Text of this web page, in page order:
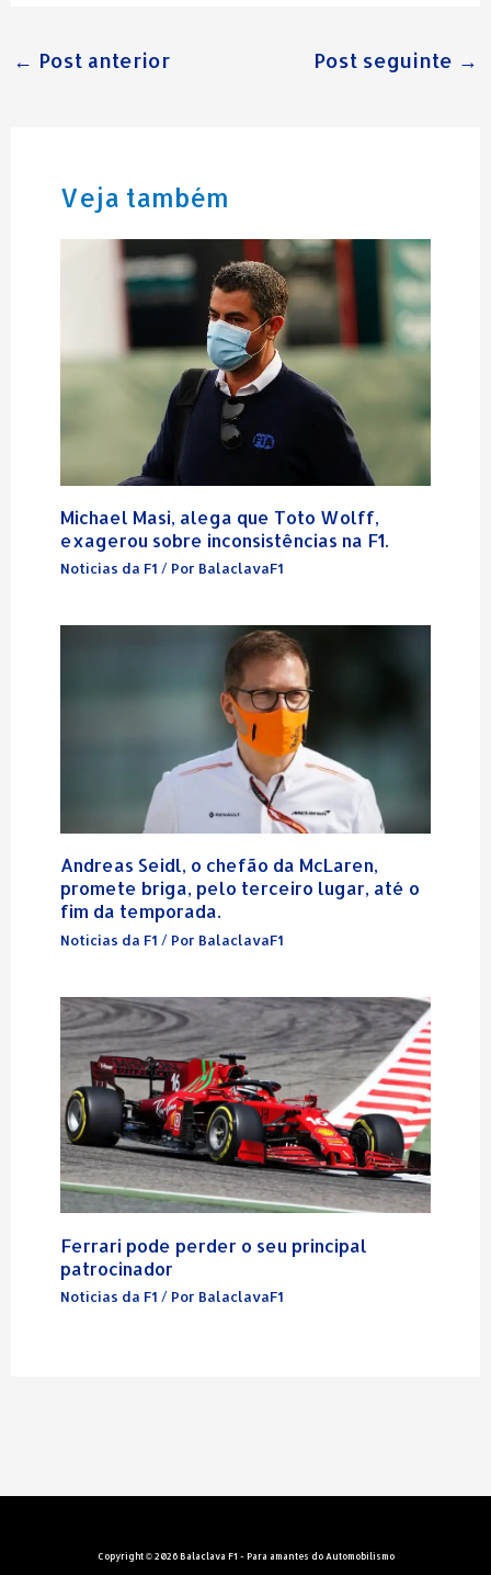
← Post anterior Post seguinte →
Veja também
Michael Masi, alega que Toto Wolff,
exagerou sobre inconsistências na F1.
Notícias da F1 / Por BalaclavaF1
Andreas Seidl, o chefão da McLaren,
promete briga, pelo terceiro lugar, até o
fim da temporada.
Notícias da F1 / Por BalaclavaF1
Ferrari pode perder o seu principal
patrocinador
Notícias da F1 / Por BalaclavaF1
Copyright © 2026 Balaclava F1 - Para amantes do Automobilismo